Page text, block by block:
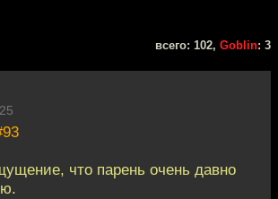
всего: 102, Goblin: 3
что парень очень давно